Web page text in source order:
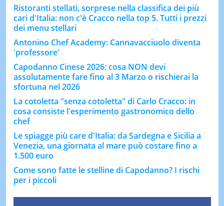
Ristoranti stellati, sorprese nella classifica dei più
cari d'Italia: non c'è Cracco nella top 5. Tutti i prezzi
dei menu stellari
Antonino Chef Academy: Cannavacciuolo diventa
'professore'
Capodanno Cinese 2026: cosa NON devi
assolutamente fare fino al 3 Marzo o rischierai la
sfortuna nel 2026
La cotoletta "senza cotoletta" di Carlo Cracco: in
cosa consiste l'esperimento gastronomico dello
chef
Le spiagge più care d'Italia: da Sardegna e Sicilia a
Venezia, una giornata al mare può costare fino a
1.500 euro
Come sono fatte le stelline di Capodanno? I rischi
per i piccoli